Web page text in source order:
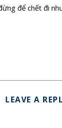
để chết đi
LEAVE A